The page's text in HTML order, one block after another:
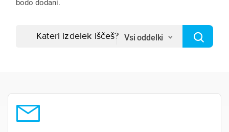
bodo dodani.
Vsi oddelki